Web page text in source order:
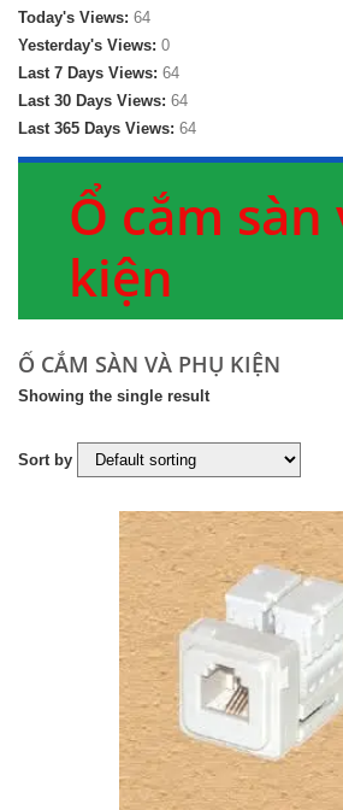
Today's Views: 64
Yesterday's Views: 0
Last 7 Days Views: 64
Last 30 Days Views: 64
Last 365 Days Views: 64
Ổ cắm sàn
kiện
Ổ CẮM SÀN VÀ PHỤ KIỆN
Showing the single result
Sort by